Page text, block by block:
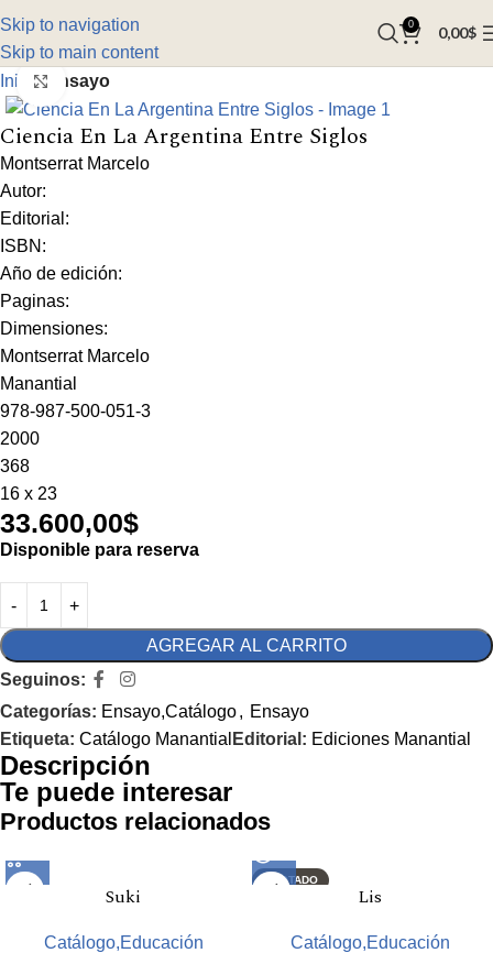
Skip to navigation
Skip to main content
0 0,00$
Inicio Ensayo
Click to enlarge
Ciencia En La Argentina Entre Siglos
Montserrat Marcelo
Autor:
Editorial:
ISBN:
Año de edición:
Paginas:
Dimensiones:
Montserrat Marcelo
Manantial
978-987-500-051-3
2000
368
16 x 23
33.600,00$
Disponible para reserva
AGREGAR AL CARRITO
Seguinos:
Categorías: Ensayo,Catálogo, Ensayo
Etiqueta: Catálogo Manantial Editorial: Ediciones Manantial
Descripción
Te puede interesar
Productos relacionados
Suki
Catálogo,Educación
AGOTADO
Lis
Catálogo,Educación